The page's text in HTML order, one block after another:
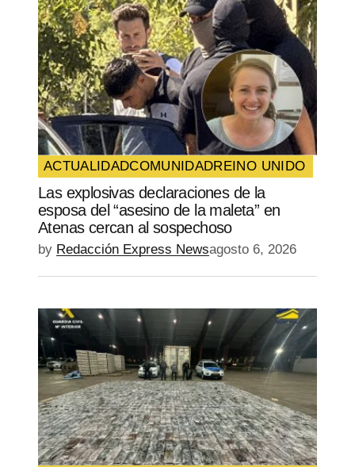
Your Name*
Your E-mail
Guarda mi nombre, correo electrónico y
web en este navegador para la próxima
vez que comente.
SUBMIT COMMENT
ACTUALIDADCOMUNIDADREINO UNIDO
Las explosivas declaraciones de la
esposa del “asesino de la maleta” en
Atenas cercan al sospechoso
by Redacción Express Newsagosto 6, 2026